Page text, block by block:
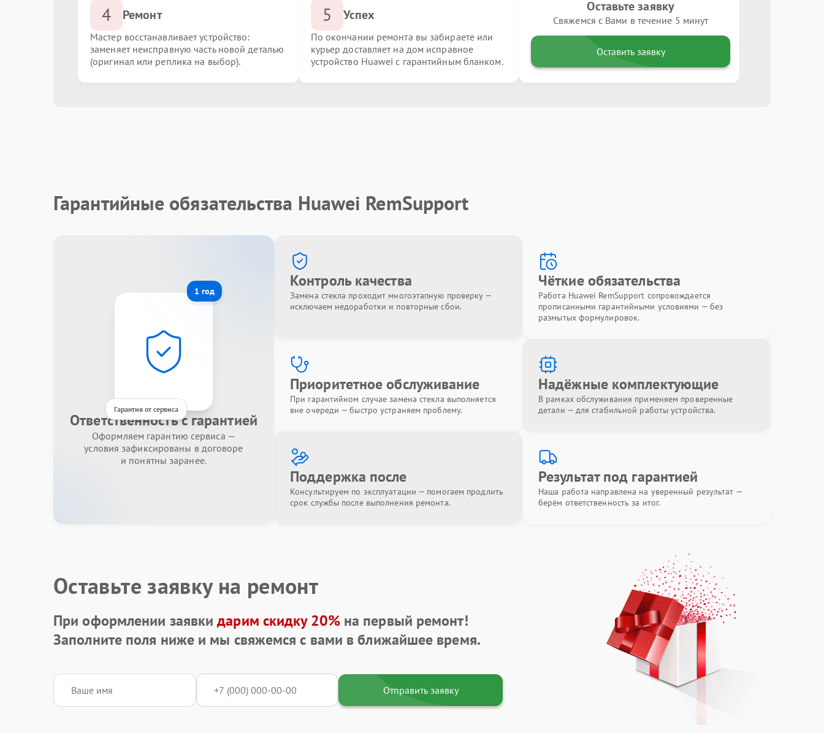
4 Ремонт
Мастер восстанавливает устройство:
заменяет неисправную часть новой деталью
(оригинал или реплика на выбор).
5 Успех
По окончании ремонта вы забираете или
курьер доставляет на дом исправное
устройство Huawei с гарантийным бланком.
Оставьте заявку
Свяжемся с Вами в течение 5 минут
Оставить заявку
Гарантийные обязательства Huawei RemSupport
1 год
Гарантия от сервиса
Ответственность с гарантией
Оформляем гарантию сервиса —
условия зафиксированы в договоре
и понятны заранее.
Контроль качества
Замена стекла проходит многоэтапную проверку —
исключаем недоработки и повторные сбои.
Чёткие обязательства
Работа Huawei RemSupport сопровождается
прописанными гарантийными условиями — без
размытых формулировок.
Приоритетное обслуживание
При гарантийном случае замена стекла выполняется
вне очереди — быстро устраняем проблему.
Надёжные комплектующие
В рамках обслуживания применяем проверенные
детали — для стабильной работы устройства.
Поддержка после
Консультируем по эксплуатации — помогаем продлить
срок службы после выполнения ремонта.
Результат под гарантией
Наша работа направлена на уверенный результат —
берём ответственность за итог.
Оставьте заявку на ремонт
При оформлении заявкидарим скидку 20%на первый ремонт!
Заполните поля ниже и мы свяжемся с вами в ближайшее время.
Отправить заявку